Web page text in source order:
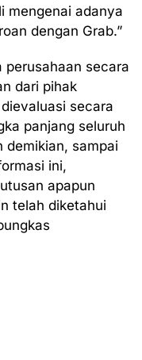
mengenai adanya
dengan Grab.”
perusahaan secara
dari pihak
secara
panjang seluruh
demikian, sampai
ini,
apapun
telah diketahui